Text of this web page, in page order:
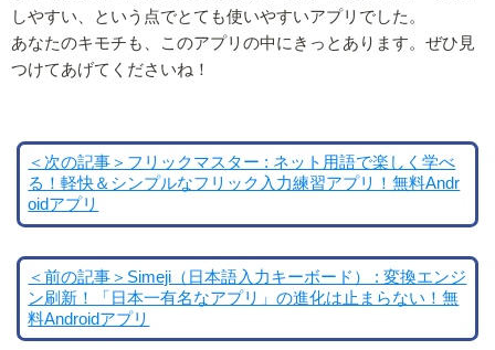
しやすい、という点でとても使いやすいアプリでした。
あなたのキモチも、このアプリの中にきっとあります。ぜひ見
つけてあげてくださいね！
＜次の記事＞フリックマスター : ネット用語で楽しく学べ
る！軽快＆シンプルなフリック入力練習アプリ！無料Andr
oidアプリ
＜前の記事＞Simeji（日本語入力キーボード） : 変換エンジ
ン刷新！「日本一有名なアプリ」の進化は止まらない！無
料Androidアプリ